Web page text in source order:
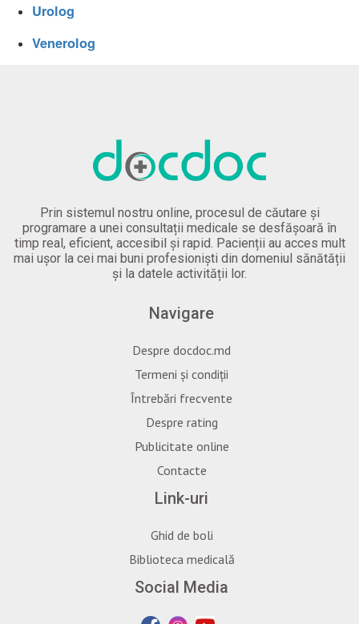
Urolog
Venerolog
Prin sistemul nostru online, procesul de căutare și
programare a unei consultații medicale se desfășoară în
timp real, eficient, accesibil și rapid. Pacienții au acces mult
mai ușor la cei mai buni profesioniști din domeniul sănătății
și la datele activității lor.
Navigare
Despre docdoc.md
Termeni și condiții
Întrebări frecvente
Despre rating
Publicitate online
Contacte
Link-uri
Ghid de boli
Biblioteca medicală
Social Media